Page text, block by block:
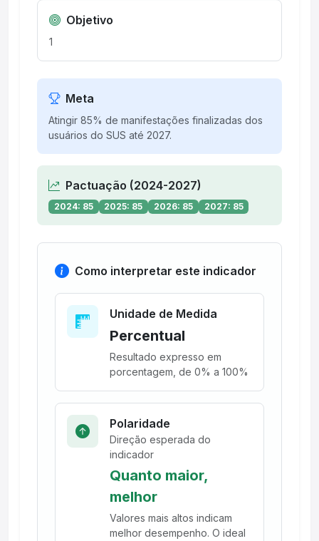
Objetivo
1
Meta
Atingir 85% de manifestações finalizadas dos
usuários do SUS até 2027.
Pactuação (2024-2027)
2024: 85 2025: 85 2026: 85 2027: 85
Como interpretar este indicador
Unidade de Medida
Percentual
Resultado expresso em
porcentagem, de 0% a 100%
Polaridade
Direção esperada do
indicador
Quanto maior,
melhor
Valores mais altos indicam
melhor desempenho. O ideal